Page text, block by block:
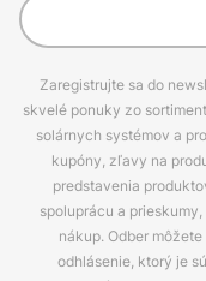
Zaregistrujte sa do
skvelé ponuky zo
solárnych systémov a
kupóny, zľavy na
predstavenia
spoluprácu a
nákup. Odber
odhlásenie, ktorý je